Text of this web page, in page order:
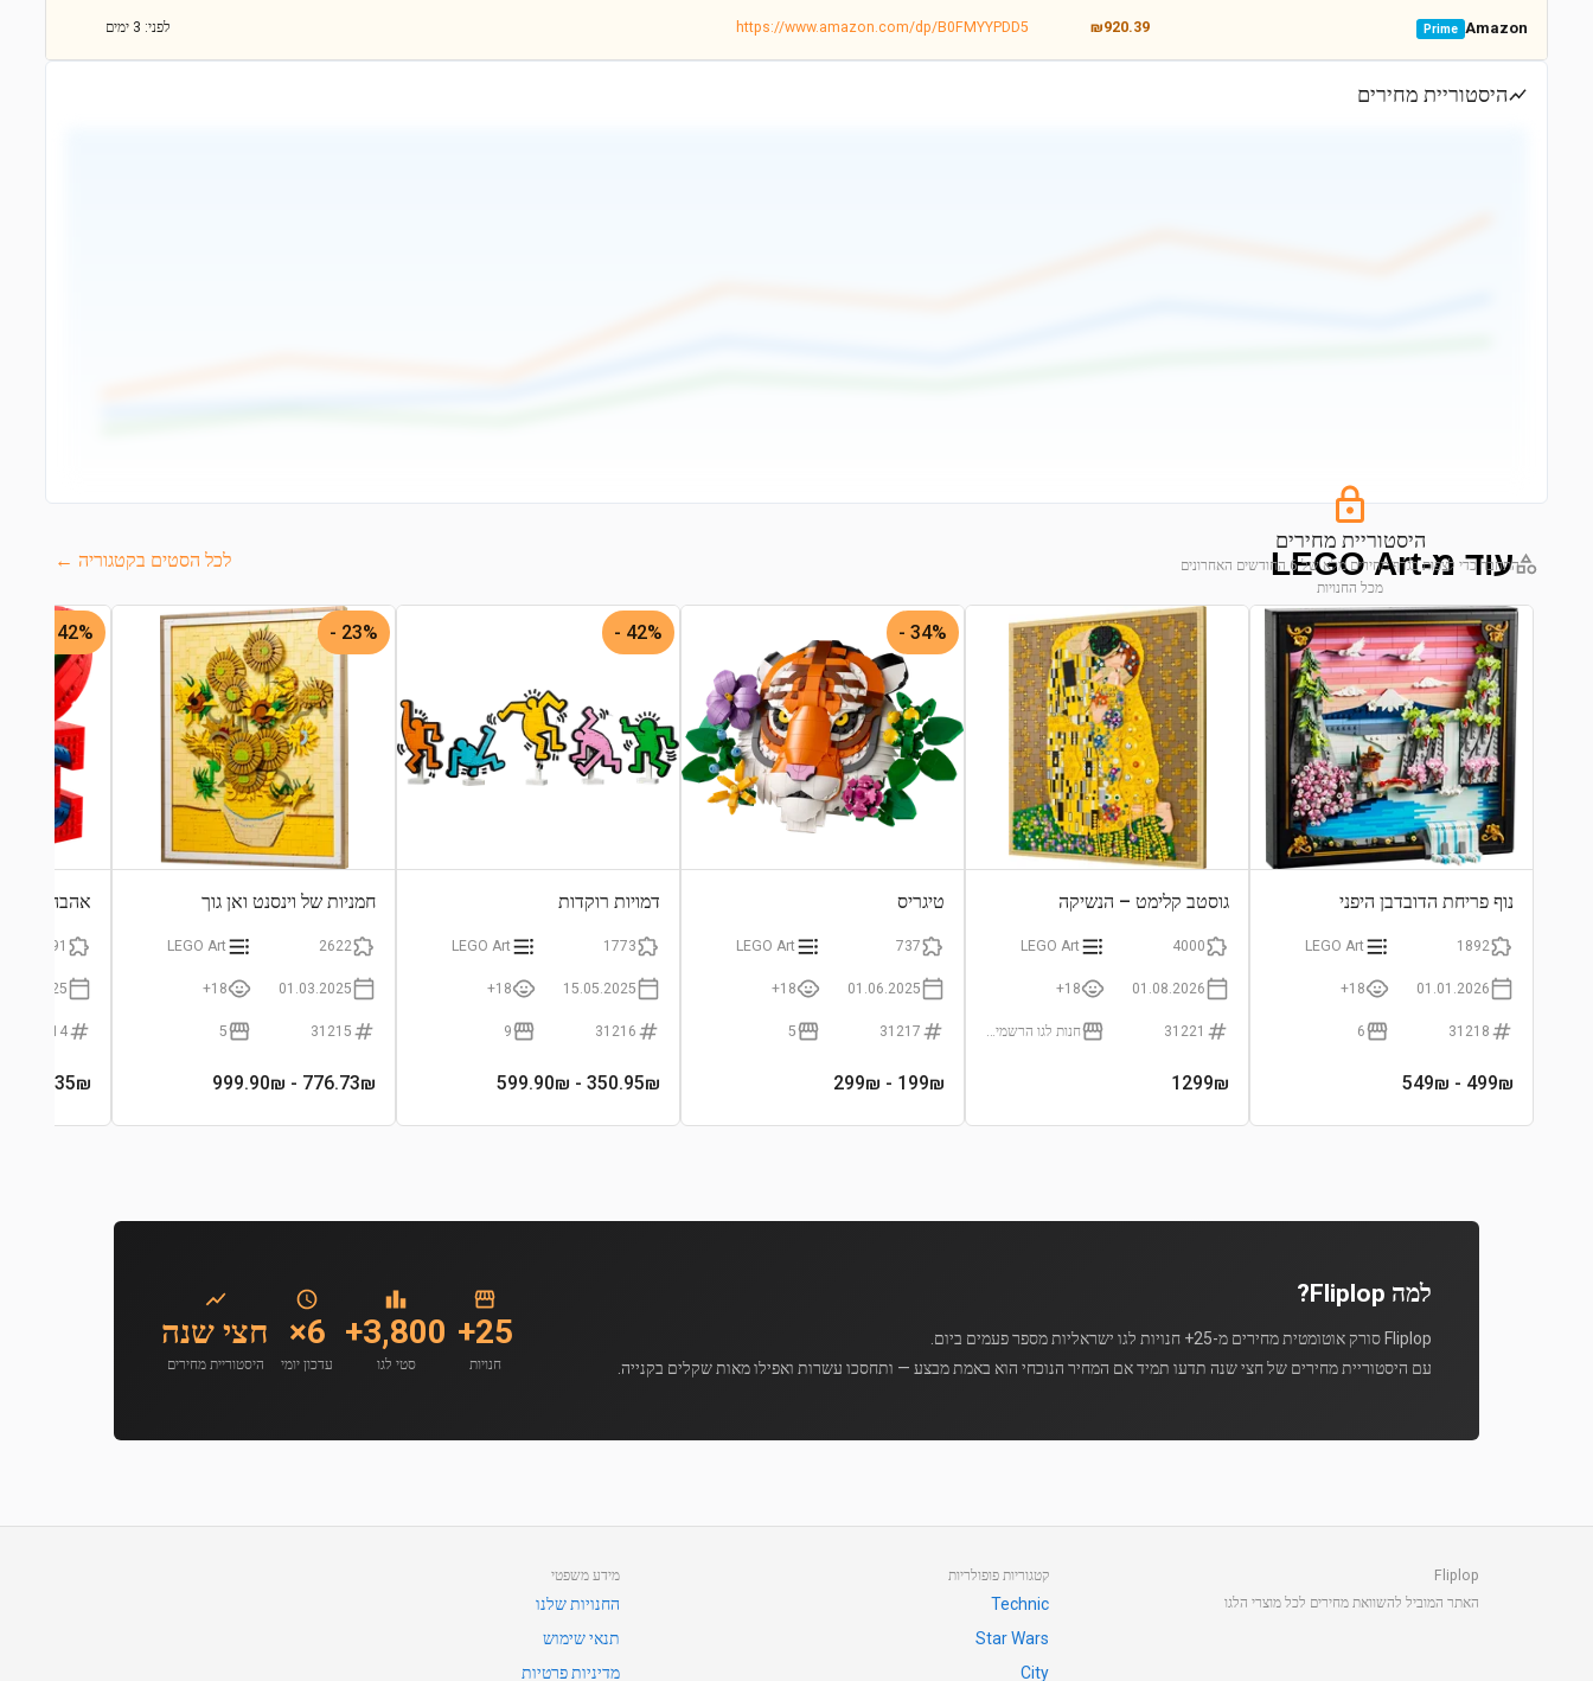
Amazon
Prime
₪920.39
https://www.amazon.com/dp/B0FMYYPDD5 לפני: 3 ימים
היסטוריית מחירים
היסטוריית מחירים
התחבר כדי לצפות בגרף מחירים מלא של 6 החודשים האחרונים
מכל החנויות
התחבר לצפייה בגרף
עוד מ-LEGO Art לכל הסטים בקטגוריה ←
נוף פריחת הדובדבן היפני
1892
LEGO Art
01.01.2026
18+
31218
6
499₪
- 549₪
גוסטב קלימט – הנשיקה
4000
LEGO Art
01.08.2026
18+
31221
1299₪
34% -
טיגריס
737
LEGO Art
01.06.2025
18+
31217
5
199₪
- 299₪
42% -
דמויות רוקדות
1773
LEGO Art
15.05.2025
18+
31216
9
350.95₪
- 599.90₪
23% -
חמניות של וינסנט ואן גוך
2622
LEGO Art
01.03.2025
18+
31215
5
776.73₪
- 999.90₪
42% -
אהבה
791
31214
235₪
למה Fliplop?
Fliplop סורק אוטומטית מחירים מ-25+ חנויות לגו ישראליות מספר פעמים ביום.
עם היסטוריית מחירים של חצי שנה תדעו תמיד אם המחיר הנוכחי הוא באמת מבצע — ותחסכו עשרות ואפילו מאות שקלים בקנייה.
25+
חנויות
3,800+
סטי לגו
6×
עדכון יומי
חצי שנה
היסטוריית מחירים
Fliplop
האתר המוביל להשוואת מחירים לכל מוצרי הלגו
קטגוריות פופולריות
Technic
Star Wars
City
מידע משפטי
החנויות שלנו
תנאי שימוש
מדיניות פרטיות